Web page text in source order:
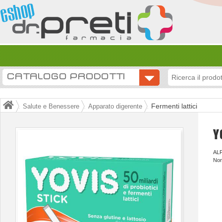
CATALOGO PRODOTTI
Salute e Benessere Apparato digerente Fermenti lattici